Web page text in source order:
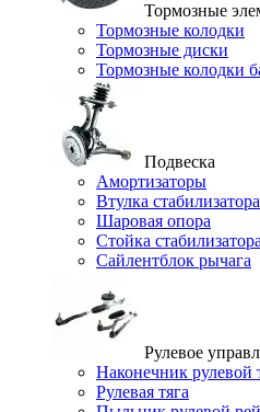
Тормозные
Тормозные колодки
Тормозные диски
Тормозные колодки
Подвеска
Амортизаторы
Втулка стабилизатора
Шаровая опора
Стойка стабилизатора
Сайлентблок рычага
Рулевое
Наконечник рулевой
Рулевая тяга